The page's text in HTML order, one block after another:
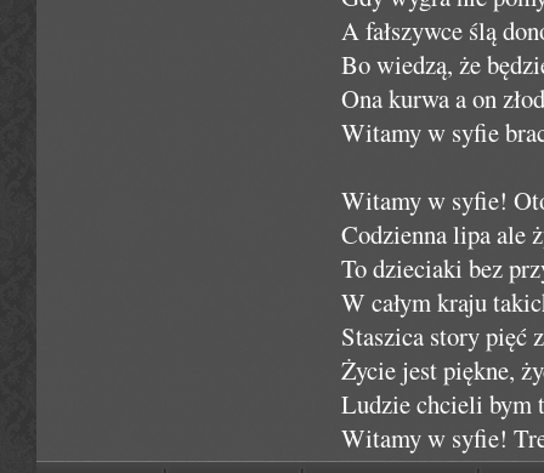
A fałszywce ślą
Bo wiedzą, że
Ona kurwa a on
Witamy w syfie
Witamy w syfie!
Codzienna lipa ale
To dzieciaki bez
W całym kraju
Staszica story pięć
Życie jest piękne,
Ludzie chcieli bym
Witamy w syfie!